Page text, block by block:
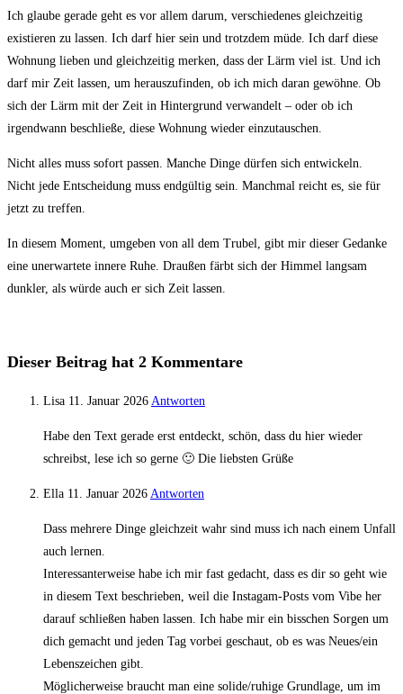
Ich glaube gerade geht es vor allem darum, verschiedenes gleichzeitig
existieren zu lassen. Ich darf hier sein und trotzdem müde. Ich darf diese
Wohnung lieben und gleichzeitig merken, dass der Lärm viel ist. Und ich
darf mir Zeit lassen, um herauszufinden, ob ich mich daran gewöhne. Ob
sich der Lärm mit der Zeit in Hintergrund verwandelt – oder ob ich
irgendwann beschließe, diese Wohnung wieder einzutauschen.
Nicht alles muss sofort passen. Manche Dinge dürfen sich entwickeln.
Nicht jede Entscheidung muss endgültig sein. Manchmal reicht es, sie für
jetzt zu treffen.
In diesem Moment, umgeben von all dem Trubel, gibt mir dieser Gedanke
eine unerwartete innere Ruhe. Draußen färbt sich der Himmel langsam
dunkler, als würde auch er sich Zeit lassen.
Dieser Beitrag hat 2 Kommentare
Lisa 11. Januar 2026 Antworten
Habe den Text gerade erst entdeckt, schön, dass du hier wieder
schreibst, lese ich so gerne 🙂 Die liebsten Grüße
Ella 11. Januar 2026 Antworten
Dass mehrere Dinge gleichzeit wahr sind muss ich nach einem Unfall
auch lernen.
Interessanterweise habe ich mir fast gedacht, dass es dir so geht wie
in diesem Text beschrieben, weil die Instagam-Posts vom Vibe her
darauf schließen haben lassen. Ich habe mir ein bisschen Sorgen um
dich gemacht und jeden Tag vorbei geschaut, ob es was Neues/ein
Lebenszeichen gibt.
Möglicherweise braucht man eine solide/ruhige Grundlage, um im